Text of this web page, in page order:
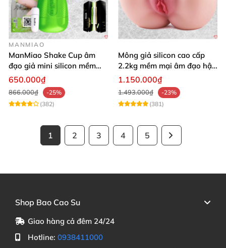
MANMIAO
ManMiao Shake Cup âm
đạo giả mini silicon mềm
mại kích thích mạnh
650.000₫
866.000₫
-25%
(382)
Mông giả silicon cao cấp
2.2kg mềm mại âm đạo hậu
môn khít
1.150.000₫
1.493.000₫
-23%
(381)
1 2 3 4 5
Shop Bao Cao Su
Giao hàng cả đêm 24/24
Hotline: 0938411000